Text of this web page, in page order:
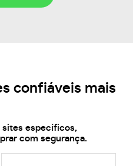
confiáveis mais
sites específicos,
com segurança.